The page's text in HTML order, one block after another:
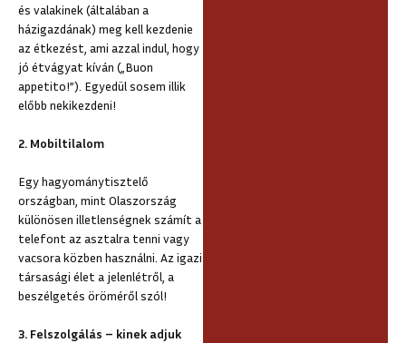
és valakinek (általában a
házigazdának) meg kell kezdenie
az étkezést, ami azzal indul, hogy
jó étvágyat kíván („Buon
appetito!”). Egyedül sosem illik
előbb nekikezdeni!
2. Mobiltilalom
Egy hagyománytisztelő
országban, mint Olaszország
különösen illetlenségnek számít a
telefont az asztalra tenni vagy
vacsora közben használni. Az igazi
társasági élet a jelenlétről, a
beszélgetés öröméről szól!
3. Felszolgálás – kinek adjuk